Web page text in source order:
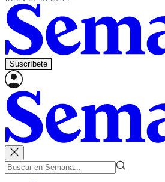
Suscríbete